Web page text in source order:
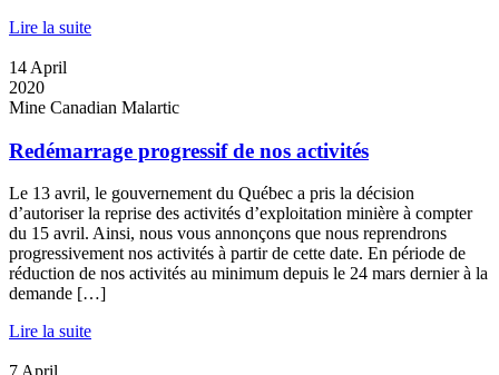
Lire la suite
14 April
2020
Mine Canadian Malartic
Redémarrage progressif de nos activités
Le 13 avril, le gouvernement du Québec a pris la décision
d’autoriser la reprise des activités d’exploitation minière à compter
du 15 avril. Ainsi, nous vous annonçons que nous reprendrons
progressivement nos activités à partir de cette date. En période de
réduction de nos activités au minimum depuis le 24 mars dernier à la
demande […]
Lire la suite